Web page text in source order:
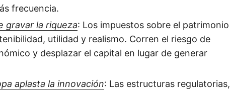
frecuencia.
gravar la riqueza: Los impuestos sobre el patrimonio
utilidad y realismo. Corren el riesgo de
y desplazar el capital en lugar de generar
aplasta la innovación: Las estructuras regulatorias,